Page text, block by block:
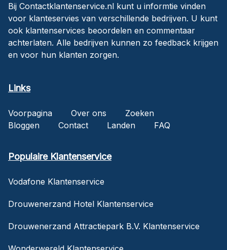
Bij Contactklantenservice.nl kunt u informtie vinden
voor klanteservies van verschillende bedrijven. U kunt
ook klantenservices beoordelen en commentaar
achterlaten. Alle bedrijven kunnen zo feedback krijgen
en voor hun klanten zorgen.
Links
Voorpagina Over ons
Zoeken
Bloggen
Contact Landen FAQ
Populaire Klantenservice
Vodafone Klantenservice
Drouwenerzand Hotel Klantenservice
Drouwenerzand Attractiepark B.V. Klantenservice